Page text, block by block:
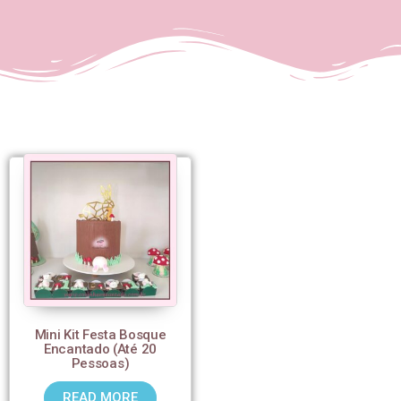
Mini Kit Festa Bosque
Encantado (Até 20
Pessoas)
READ MORE